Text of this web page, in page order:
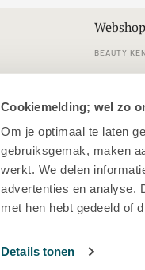
Cookiemelding; wel zo
Om je optimaal te laten
gebruiksgemak, maken
werkt. We delen
advertenties en analyse.
met hen hebt gedeeld of
Details tonen
Webshop
BEAUTY